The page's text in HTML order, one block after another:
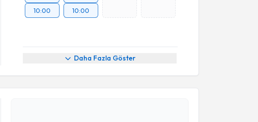
10:00
10:00
Daha Fazla Göster
Randevu Takvimi Talebi
Uzm. Dr. Güçlü Ayaz